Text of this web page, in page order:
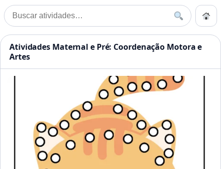
Pular para o conteúdo
Buscar por:
Buscar
Início
Início»Atividades Maternal e Pré: Coordenação Motora e Artes
Atividades Educação
Atividades Maternal e Pré: Coordenação Motora e
Artes